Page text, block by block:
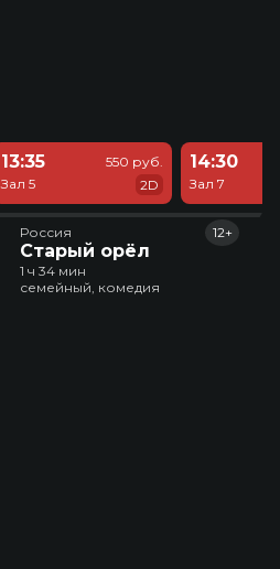
13:35
Зал 5
550 руб.
2D
14:30
Зал 7
Россия
Старый орёл
12+
1 ч 34 мин
семейный, комедия